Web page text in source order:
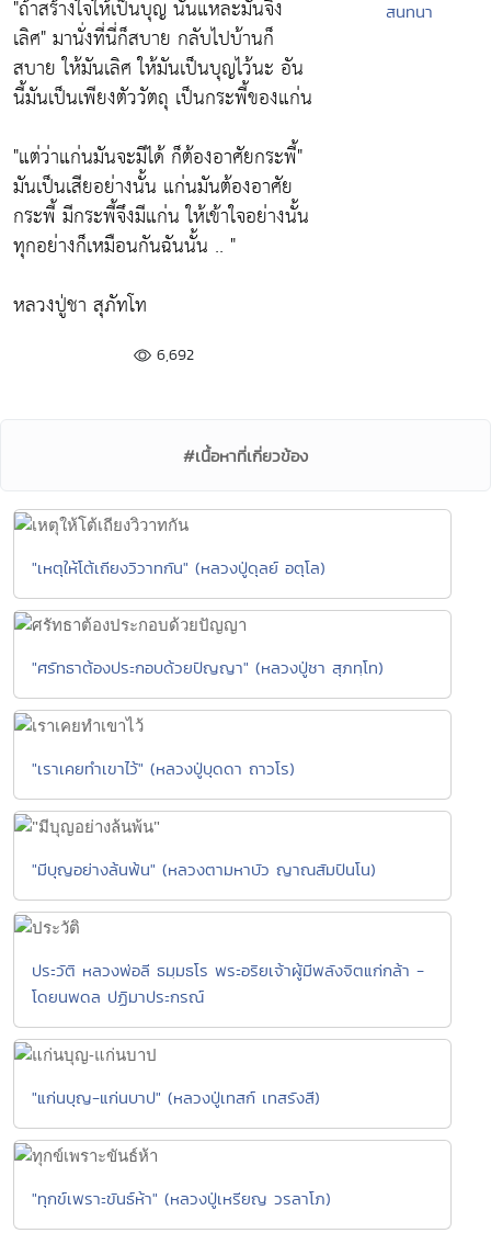
"ถ้าสร้างใจให้เป็นบุญ นั่นแหละมันจึง
เลิศ"มานั่งที่นี่ก็สบาย กลับไปบ้านก็
สบาย ให้มันเลิศ ให้มันเป็นบุญไว้นะ อัน
นี้มันเป็นเพียงตัววัตถุ เป็นกระพี้ของแก่น
"แต่ว่าแก่นมันจะมีได้ ก็ต้องอาศัยกระพี้"
มันเป็นเสียอย่างนั้น แก่นมันต้องอาศัย
กระพี้ มีกระพี้จึงมีแก่น ให้เข้าใจอย่างนั้น
ทุกอย่างก็เหมือนกันฉันนั้น .. "
หลวงปู่ชา สุภัทโท
6,692
สนทนา
#เนื้อหาที่เกี่ยวข้อง
"เหตุให้โต้เถียงวิวาทกัน" (หลวงปู่ดุลย์ อตุโล)
"ศรัทธาต้องประกอบด้วยปัญญา" (หลวงปู่ชา สุภทฺโท)
"เราเคยทำเขาไว้" (หลวงปู่บุดดา ถาวโร)
"มีบุญอย่างล้นพ้น" (หลวงตามหาบัว ญาณสัมปันโน)
ประวัติ หลวงพ่อลี ธมฺมธโร พระอริยเจ้าผู้มีพลังจิตแก่กล้า -
โดยนพดล ปฏิมาประกรณ์
"แก่นบุญ-แก่นบาป" (หลวงปู่เทสก์ เทสรังสี)
"ทุกข์เพราะขันธ์ห้า" (หลวงปู่เหรียญ วรลาโภ)